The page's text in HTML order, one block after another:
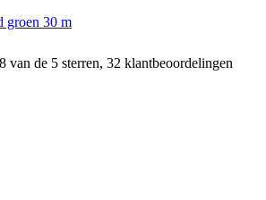
groen 30 m
van de 5 sterren, 32 klantbeoordelingen